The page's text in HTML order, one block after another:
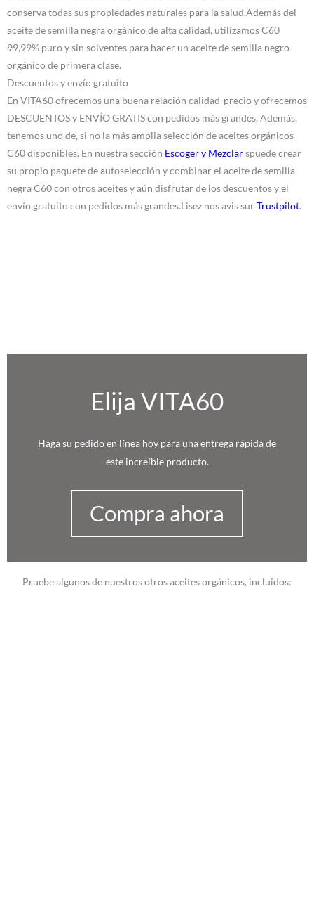
conserva todas sus propiedades naturales para la salud.Además del
aceite de semilla negra orgánico de alta calidad, utilizamos C60
99,99% puro y sin solventes para hacer un aceite de semilla negro
orgánico de primera clase.
Descuentos y envío gratuito
En VITA60 ofrecemos una buena relación calidad-precio y ofrecemos
DESCUENTOS y ENVÍO GRATIS con pedidos más grandes. Además,
tenemos uno de, si no la más amplia selección de aceites orgánicos
C60 disponibles. En nuestra sección Escoger y Mezclarspuede crear
su propio paquete de autoselección y combinar el aceite de semilla
negra C60 con otros aceites y aún disfrutar de los descuentos y el
envío gratuito con pedidos más grandes.Lisez nos avis surTrustpilot.
Elija VITA60
Haga su pedido en línea hoy para una entrega rápida de
este increíble producto.
Compra ahora
Pruebe algunos de nuestros otros aceites orgánicos, incluidos: